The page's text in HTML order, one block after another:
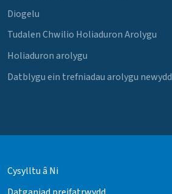
Diogelu
Tudalen Chwilio Holiaduron Arolygu
Holiaduron arolygu
Datblygu ein trefniadau arolygu newydd
Cysylltu â Ni